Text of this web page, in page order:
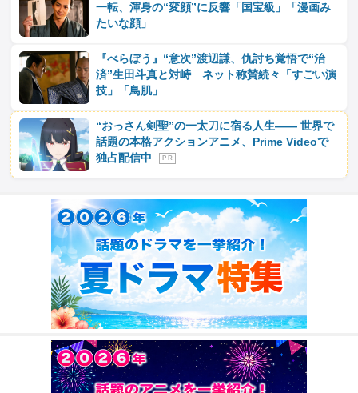
一転、渾身の“変顔”に反響「国宝級」「漫画み
たいな顔」
『べらぼう』“意次”渡辺謙、仇討ち覚悟で“治
済”生田斗真と対峙 ネット称賛続々「すごい演
技」「鳥肌」
“おっさん剣聖”の一太刀に宿る人生―― 世界で
話題の本格アクションアニメ、Prime Videoで
独占配信中
P R